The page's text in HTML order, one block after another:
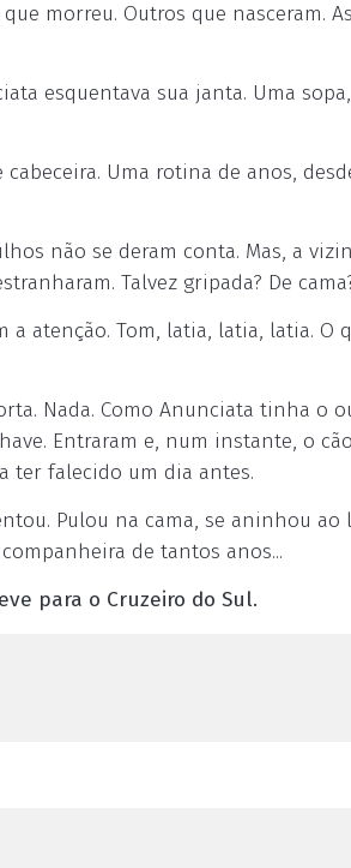
morreu. Outros que nasceram.
esquentava sua janta. Uma
Uma rotina de anos,
não se deram conta. Mas, a
Talvez gripada? De
atenção. Tom, latia, latia, latia. O
Nada. Como Anunciata tinha o
Entraram e, num instante, o
ter falecido um dia antes.
Pulou na cama, se aninhou
de tantos anos...
para o Cruzeiro do Sul.